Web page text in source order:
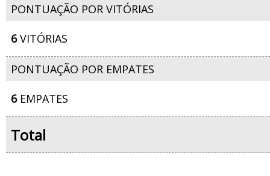
PONTUAÇÃO POR VITÓRIAS
6VITÓRIAS
PONTUAÇÃO POR EMPATES
6EMPATES
Total